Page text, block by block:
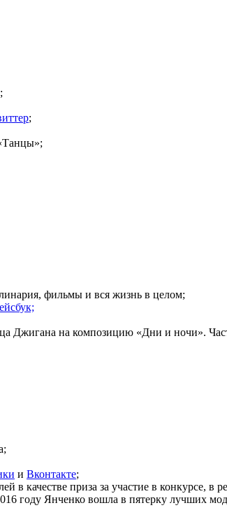
;
фильмы и вся жизнь в целом;
Джигана на композицию «Дни и ночи».
и Вконтакте;
в качестве приза за участие в конкурсе, в
году Янченко вошла в пятерку лучших